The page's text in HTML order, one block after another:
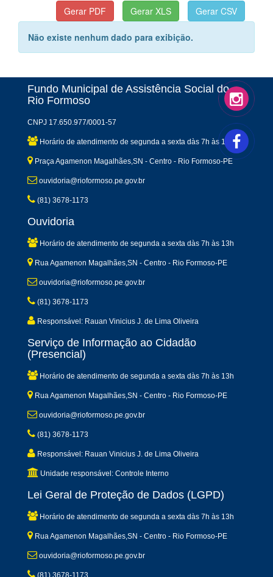
Não existe nenhum dado para exibição.
Fundo Municipal de Assistência Social do
Rio Formoso
CNPJ 17.650.977/0001-57
Horário de atendimento de segunda a sexta dàs 7h às 13h
Praça Agamenon Magalhães,SN - Centro - Rio Formoso-PE
ouvidoria@rioformoso.pe.gov.br
(81) 3678-1173
Ouvidoria
Horário de atendimento de segunda a sexta dàs 7h às 13h
Rua Agamenon Magalhães,SN - Centro - Rio Formoso-PE
ouvidoria@rioformoso.pe.gov.br
(81) 3678-1173
Responsável: Rauan Vinicius J. de Lima Oliveira
Serviço de Informação ao Cidadão
(Presencial)
Horário de atendimento de segunda a sexta dàs 7h às 13h
Rua Agamenon Magalhães,SN - Centro - Rio Formoso-PE
ouvidoria@rioformoso.pe.gov.br
(81) 3678-1173
Responsável: Rauan Vinicius J. de Lima Oliveira
Unidade responsável: Controle Interno
Lei Geral de Proteção de Dados (LGPD)
Horário de atendimento de segunda a sexta dàs 7h às 13h
Rua Agamenon Magalhães,SN - Centro - Rio Formoso-PE
ouvidoria@rioformoso.pe.gov.br
(81) 3678-1173